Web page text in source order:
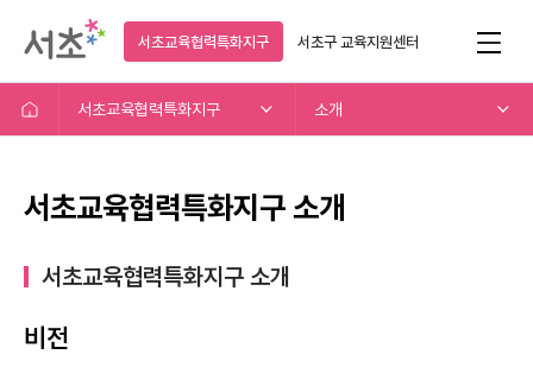
서초교육협력특화지구 서초구교육지원센터
서초교육협력특화지구 소개
서초교육협력특화지구 소개
서초교육협력특화지구 소개​
비전